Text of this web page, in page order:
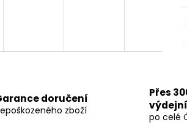
doručení
zboží
Přes
po celé
AKVARIJNÍ
NICREW